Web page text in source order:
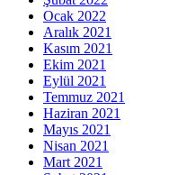
Ocak 2022
Aralık 2021
Kasım 2021
Ekim 2021
Eylül 2021
Temmuz 2021
Haziran 2021
Mayıs 2021
Nisan 2021
Mart 2021